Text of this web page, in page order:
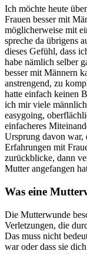
Ich möchte heute
Frauen besser mit
möglicherweise mit
spreche da übrigens
dieses Gefühl, dass
habe nämlich selber
besser mit Männern
anstrengend, zu
hatte einfach keinen
ich mir viele
easygoing,
einfacheres
Ursprung davon war,
Erfahrungen mit
zurückblicke, dann
Mutter angefangen
Was eine
Die Mutterwunde
Verletzungen, die
Das muss nicht
war oder dass sie